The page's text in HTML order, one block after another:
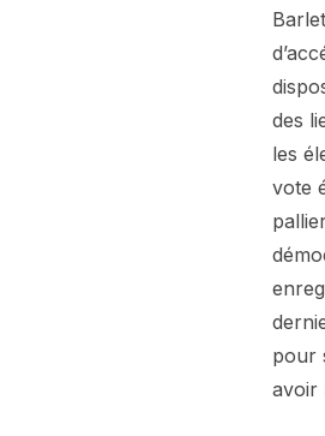
des
les
vote
pour
avoir